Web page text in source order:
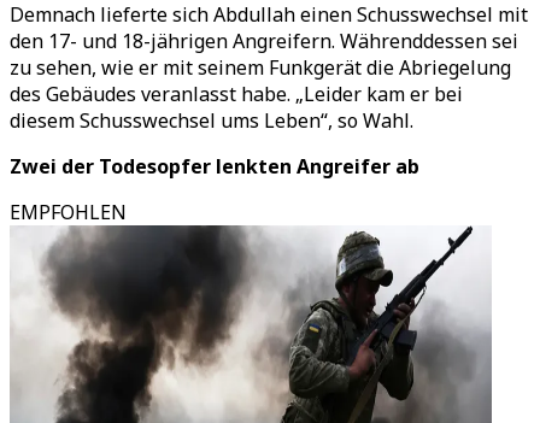
Demnach lieferte sich Abdullah einen Schusswechsel mit
den 17- und 18-jährigen Angreifern. Währenddessen sei
zu sehen, wie er mit seinem Funkgerät die Abriegelung
des Gebäudes veranlasst habe. „Leider kam er bei
diesem Schusswechsel ums Leben“, so Wahl.
Zwei der Todesopfer lenkten Angreifer ab
EMPFOHLEN